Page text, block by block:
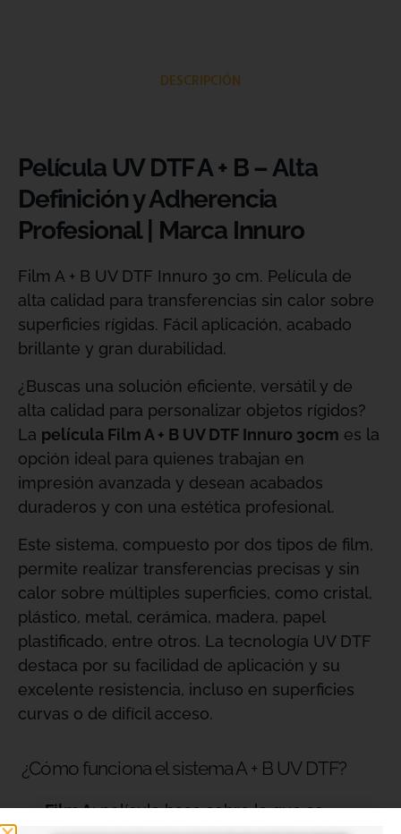
DESCRIPCIÓN
Película UV DTF A + B – Alta
Definición y Adherencia
Profesional | Marca Innuro
Film A + B UV DTF Innuro 30 cm. Película de
alta calidad para transferencias sin calor sobre
superficies rígidas. Fácil aplicación, acabado
brillante y gran durabilidad.
¿Buscas una solución eficiente, versátil y de
alta calidad para personalizar objetos rígidos?
La película Film A + B UV DTF Innuro 30cm es la
opción ideal para quienes trabajan en
impresión avanzada y desean acabados
duraderos y con una estética profesional.
Este sistema, compuesto por dos tipos de film,
permite realizar transferencias precisas y sin
calor sobre múltiples superficies, como cristal,
plástico, metal, cerámica, madera, papel
plastificado, entre otros. La tecnología UV DTF
destaca por su facilidad de aplicación y su
excelente resistencia, incluso en superficies
curvas o de difícil acceso.
¿Cómo funciona el sistema A + B UV DTF?
Film A: película base sobre la que se